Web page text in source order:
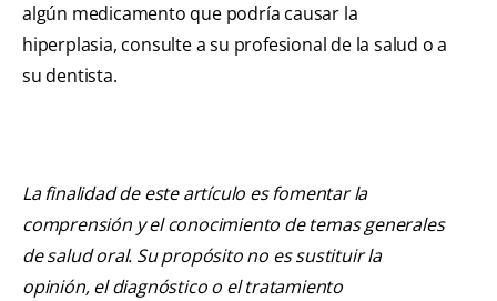
algún medicamento que podría causar la
hiperplasia, consulte a su profesional de la salud o a
su dentista.
La finalidad de este artículo es fomentar la
comprensión y el conocimiento de temas generales
de salud oral. Su propósito no es sustituir la
opinión, el diagnóstico o el tratamiento